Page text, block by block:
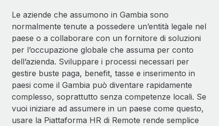
Le aziende che assumono in Gambia sono
normalmente tenute a possedere un’entità legale nel
paese o a collaborare con un fornitore di soluzioni
per l’occupazione globale che assuma per conto
dell’azienda. Sviluppare i processi necessari per
gestire buste paga, benefit, tasse e inserimento in
paesi come il Gambia può diventare rapidamente
complesso, soprattutto senza competenze locali. Se
vuoi iniziare ad assumere in un paese come questo,
usare la Piattaforma HR di Remote rende semplice